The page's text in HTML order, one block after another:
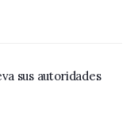
sus autoridades